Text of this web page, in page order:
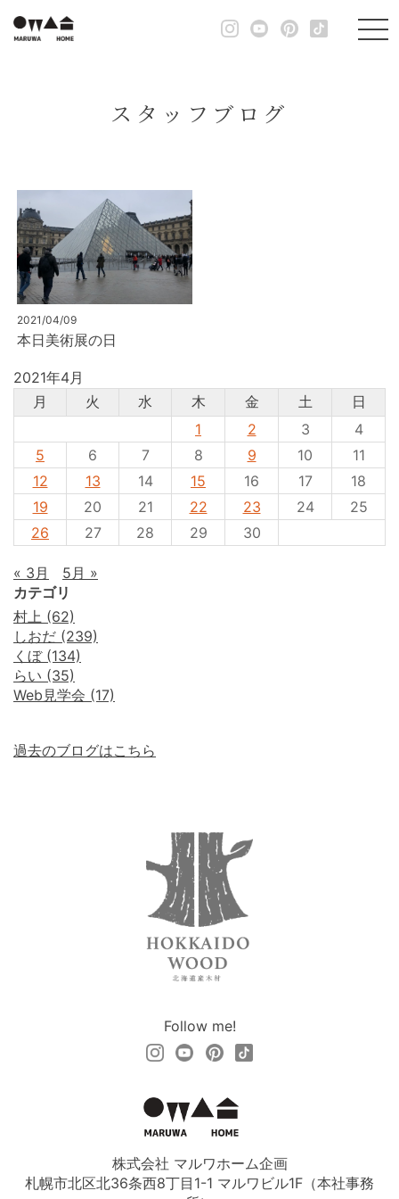
スタッフブログ
2021/04/09
本日美術展の日
2021年4月
月
火 水 木 金 土
日
1
2 3
4
5
6 7 8 9 10
11
12
13 14 15 16 17
18
19
20 21 22 23 24
25
26
27 28 29 30
« 3月
5月 »
カテゴリ
村上 (62)
しおだ (239)
くぼ (134)
らい (35)
Web見学会 (17)
過去のブログはこちら
Follow me!
株式会社 マルワホーム企画
札幌市北区北36条西8丁目1-1 マルワビル1F（本社事務